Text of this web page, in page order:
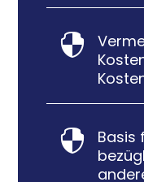


Basis